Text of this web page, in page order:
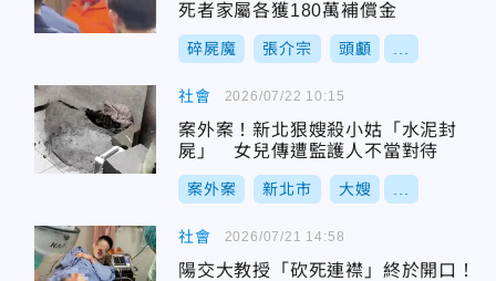
死者家屬各獲180萬補償金
碎屍魔 張介宗 頭顱
社會
案外案！新北狠嫂殺小姑「水泥封
屍」 女兒傳遭監護人不當對待
案外案 新北市 大嫂
2026/07/22 10:15
社會
陽交大教授「砍死連襟」終於開口！
2026/07/21 14:58